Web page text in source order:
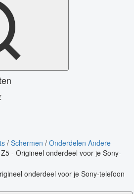
/ Schermen / Onderdelen Andere
- Origineel onderdeel voor je Sony-